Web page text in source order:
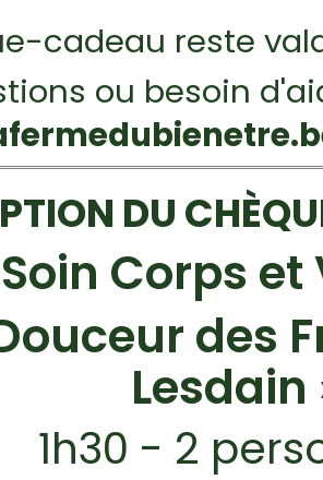
cadeau reste
ou besoin
DU
Soin Corps et
des
Lesdain
1h30 - 2